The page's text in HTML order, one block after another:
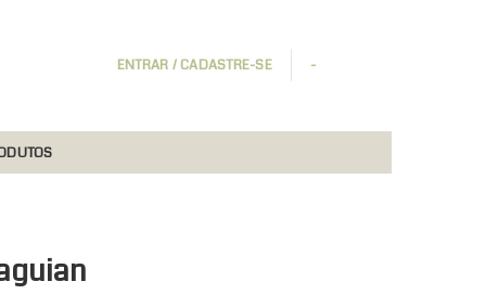
ENTRAR / CADASTRE-SE -